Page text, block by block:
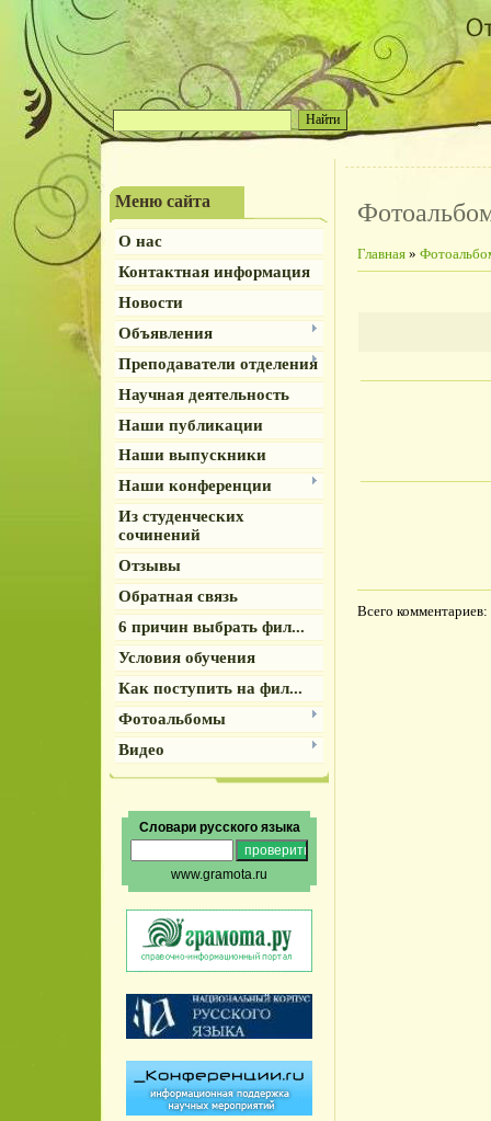
Меню сайта
О нас
Контактная информация
Новости
Объявления
Преподаватели отделения
Научная деятельность
Наши публикации
Наши выпускники
Наши конференции
Из студенческих
сочинений
Отзывы
Обратная связь
6 причин выбрать фил...
Условия обучения
Как поступить на фил...
Фотоальбомы
Видео
Словари русского языка
www.gramota.ru
Главная »
Всего комментариев: